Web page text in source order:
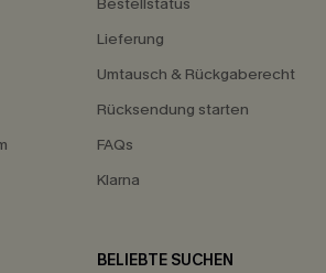
Lieferung
Umtausch & Rückgaberecht
Rücksendung starten
FAQs
Klarna
BELIEBTE SUCHEN